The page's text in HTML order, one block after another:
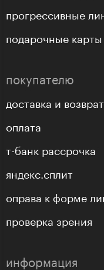
прогрессивные
подарочные карты
покупателю
доставка и возврат
оплата
т-банк рассрочка
яндекс.сплит
оправа к форме
проверка зрения
информация